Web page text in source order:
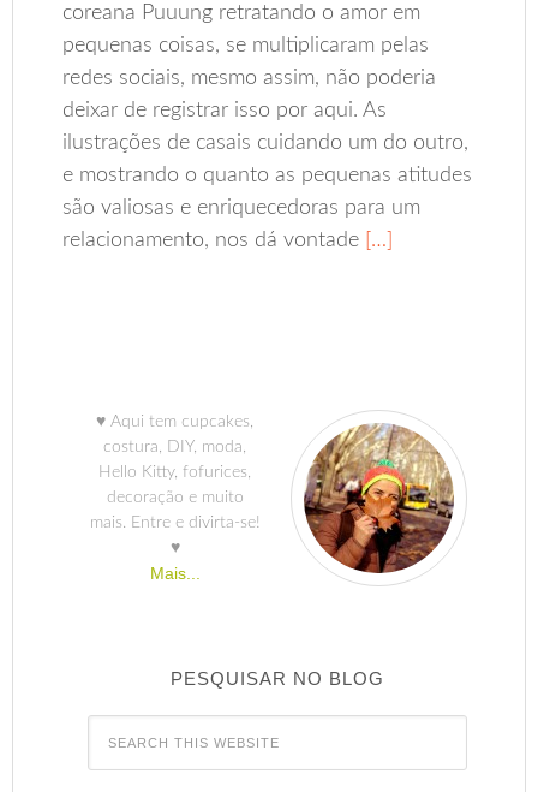
coreana Puuung retratando o amor em
pequenas coisas, se multiplicaram pelas
redes sociais, mesmo assim, não poderia
deixar de registrar isso por aqui. As
ilustrações de casais cuidando um do outro,
e mostrando o quanto as pequenas atitudes
são valiosas e enriquecedoras para um
relacionamento, nos dá vontade […]
♥ Aqui tem cupcakes,
costura, DIY, moda,
Hello Kitty, fofurices,
decoração e muito
mais. Entre e divirta-se!
♥
Mais...
PESQUISAR NO BLOG